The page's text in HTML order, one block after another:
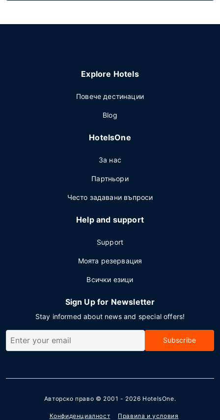
Explore Hotels
Повече дестинации
Blog
HotelsOne
За нас
Партньори
Често задавани въпроси
Help and support
Support
Моята резервация
Всички езици
Sign Up for Newsletter
Stay informed about news and special offers!
Subscribe
Авторско право © 2001 - 2026 HotelsOne.
Конфиденциалност Правила и условия